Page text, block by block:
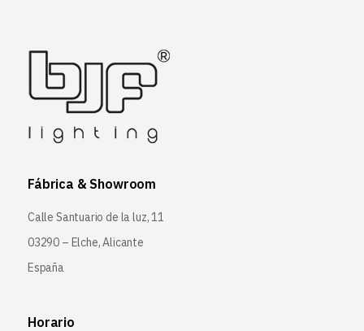
Fábrica & Showroom
Calle Santuario de la luz, 11
03290 – Elche, Alicante
España
Horario